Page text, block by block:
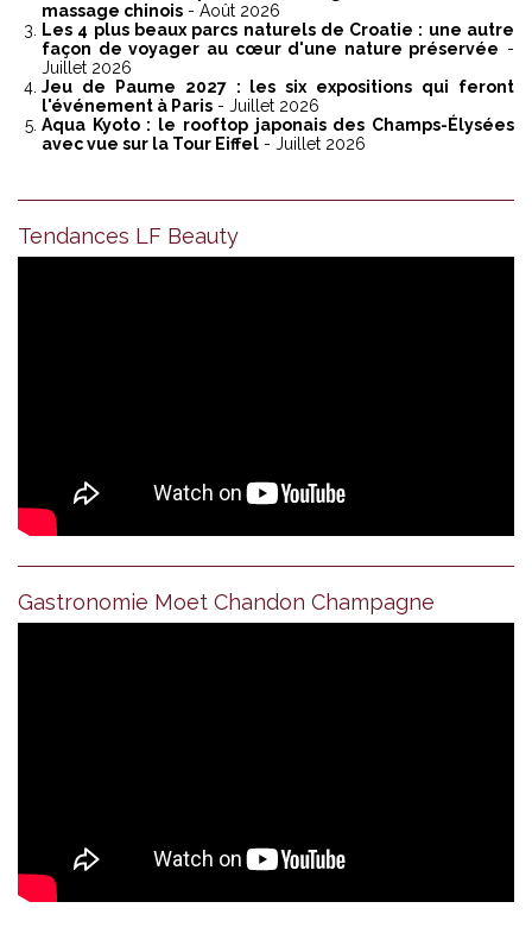
massage chinois - Août 2026
Les 4 plus beaux parcs naturels de Croatie : une autre
façon de voyager au cœur d'une nature préservée -
Juillet 2026
Jeu de Paume 2027 : les six expositions qui feront
l'événement à Paris - Juillet 2026
Aqua Kyoto : le rooftop japonais des Champs-Élysées
avec vue sur la Tour Eiffel - Juillet 2026
Tendances LF Beauty
Gastronomie Moet Chandon Champagne